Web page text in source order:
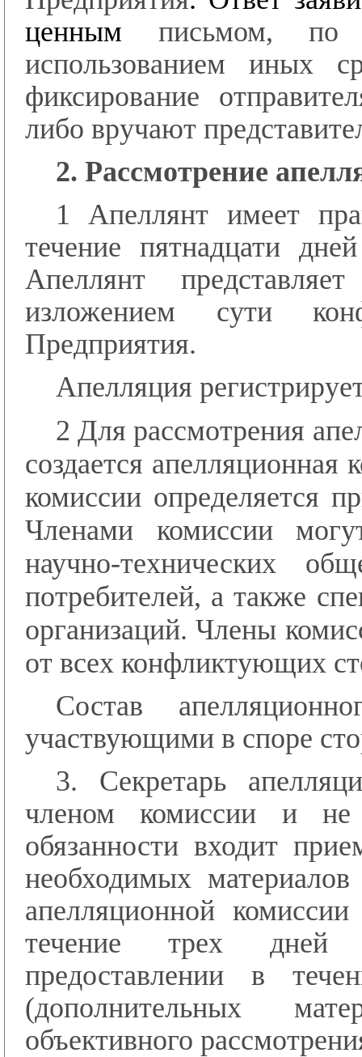
ценным письмом, по
использованием иных
фиксирование
либо вручают
2. Рассмотрение
1 Апеллянт имеет
течение пятнадцати
Апеллянт
изложением сути
Предприятия.
Апелляция
2 Для рассмотрения
создается
комиссии определяется
Членами комиссии
научно-технических
потребителей, а также
организаций. Члены
от всех конфликтующих
Состав
участвующими в споре
3. Секретарь
членом комиссии и
обязанности входит
необходимых
апелляционной
течение трех дней
предоставлении в
(дополнительных
объективного